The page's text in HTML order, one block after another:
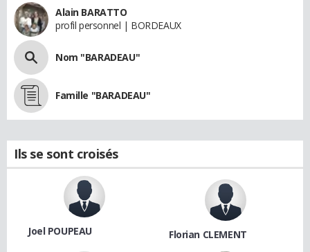
Alain BARATTO
profil personnel | BORDEAUX
Nom "BARADEAU"
Famille "BARADEAU"
Ils se sont croisés
Joel POUPEAU Florian CLEMENT